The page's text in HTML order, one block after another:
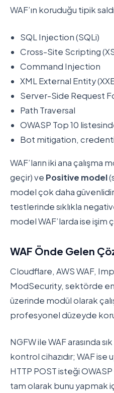
WAF’ın koruduğu tipik
SQL Injection (SQLi)
Cross-Site Scripting
Command Injection
XML External Entity
Server-Side Request
Path Traversal
OWASP Top 10
Bot mitigation,
WAF’ların iki ana çalışma
geçir) ve Positive model
model çok daha
testlerinde sıklıkla
model WAF’larda ise işim
WAF Önde Gelen
Cloudflare, AWS WAF,
ModSecurity, sektörde en
üzerinde modül olarak
profesyonel düzeyde
NGFW ile WAF arasında
kontrol cihazıdır; WAF ise
HTTP POST isteği
tam olarak bunu yapmak